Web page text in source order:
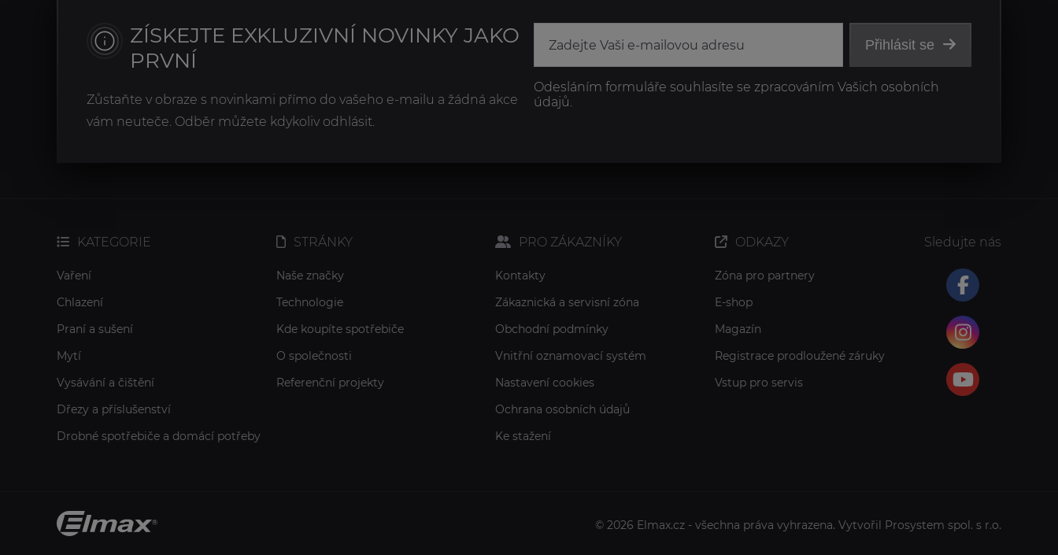
ZÍSKEJTE EXKLUZIVNÍ NOVINKY JAKO
PRVNÍ
Zůstaňte v obraze s novinkami přímo do vašeho e-mailu a žádná akce
vám neuteče. Odběr můžete kdykoliv odhlásit.
Přihlásit se
Odesláním formuláře souhlasíte se zpracováním Vašich osobních
údajů.
KATEGORIE
Vaření
Chlazení
Praní a sušení
Mytí
Vysávání a čištění
Dřezy a příslušenství
Drobné spotřebiče a domácí potřeby
STRÁNKY
Naše značky
Technologie
Kde koupíte spotřebiče
O společnosti
Referenční projekty
PRO ZÁKAZNÍKY
Kontakty
Zákaznická a servisní zóna
Obchodní podmínky
Vnitřní oznamovací systém
Nastavení cookies
Ochrana osobních údajů
Ke stažení
ODKAZY
Zóna pro partnery
E-shop
Magazín
Registrace prodloužené záruky
Vstup pro servis
Sledujte nás
© 2026 Elmax.cz - všechna práva vyhrazena. Vytvořil Prosystem spol. s r.o.